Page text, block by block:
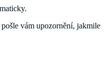
vám upozornění, jakmile